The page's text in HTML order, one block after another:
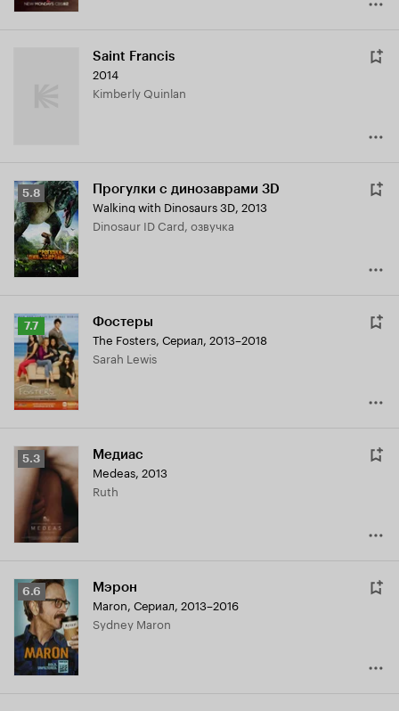
Saint Francis
2014
Kimberly Quinlan
Рейтинг
Кинопоиска
5.8
5.8 Прогулки с динозаврами 3D
Walking with Dinosaurs 3D, 2013
Dinosaur ID Card, озвучка
Рейтинг
Кинопоиска
7.7
7.7 Фостеры
The Fosters, Сериал, 2013–2018
Sarah Lewis
Рейтинг
Кинопоиска
5.3
5.3 Медиас
Medeas, 2013
Ruth
Рейтинг
Кинопоиска
6.6
6.6 Мэрон
Maron, Сериал, 2013–2016
Sydney Maron